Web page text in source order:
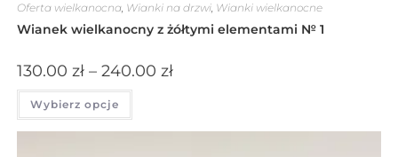
Oferta wielkanocna, Wianki na drzwi, Wianki wielkanocne
Wianek wielkanocny z żółtymi elementami № 1
130.00 zł – 240.00 zł
Wybierz opcje